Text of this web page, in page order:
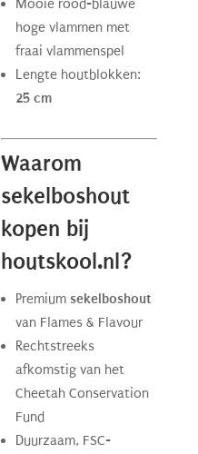
Mooie rood-blauwe
hoge vlammen met
fraai vlammenspel
Lengte houtblokken:
25 cm
Waarom
sekelboshout
kopen bij
houtskool.nl?
Premium sekelboshout
van Flames & Flavour
Rechtstreeks
afkomstig van het
Cheetah Conservation
Fund
Duurzaam, FSC-